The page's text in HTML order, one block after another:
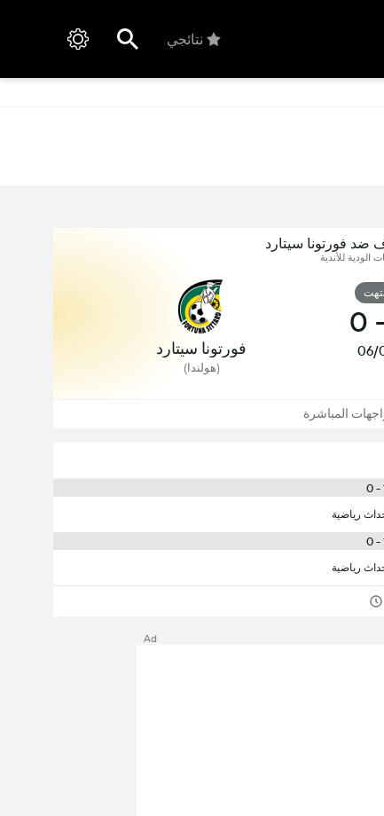
نتائجي
ضد فورتونا سيتارد
الودية للأندية
0
06/ فورتونا سيتارد
(هولندا)
المباشرة
1
رياضية
1
رياضية
Ad